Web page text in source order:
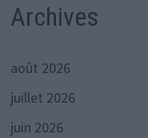
Archives
août 2026
juillet 2026
juin 2026